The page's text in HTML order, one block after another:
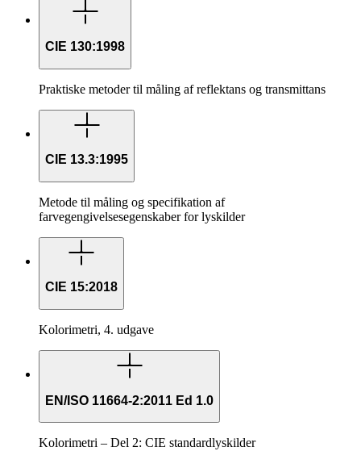
CIE 130:1998
Praktiske metoder til måling af reflektans og transmittans
CIE 13.3:1995
Metode til måling og specifikation af
farvegengivelsesegenskaber for lyskilder
CIE 15:2018
Kolorimetri, 4. udgave
EN/ISO 11664-2:2011 Ed 1.0
Kolorimetri – Del 2: CIE standardlyskilder